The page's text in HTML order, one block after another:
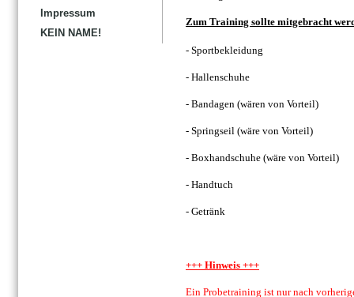
Impressum
KEIN NAME!
Zum Training sollte mitgebracht
- Sportbekleidung
- Hallenschuhe
- Bandagen (wären von Vorteil)
- Springseil (wäre von Vorteil)
- Boxhandschuhe (wäre von Vorteil)
- Handtuch
- Getränk
+++ Hinweis +++
Ein Probetraining ist nur nach